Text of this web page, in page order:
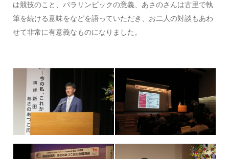
は競技のこと、パラリンピックの意義、あさのさんは古里で執
筆を続ける意味をなどを語っていただき、お二人の対談もあわ
せて非常に有意義なものになりました。